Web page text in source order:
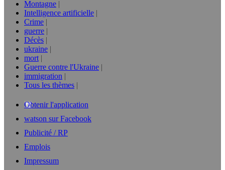
Montagne
Intelligence artificielle
Crime
guerre
Décès
ukraine
mort
Guerre contre l'Ukraine
immigration
Tous les thèmes
Obtenir l'application
watson sur Facebook
Publicité / RP
Emplois
Impressum